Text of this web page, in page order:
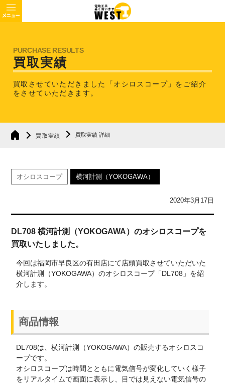
買取実績
買取させていただきました「オシロスコープ」を ご紹介
をさせていただきます。
買取実績 買取実績 詳細
オシロスコープ 横河計測（YOKOGAWA）
2020年3月17日
DL708 横河計測（YOKOGAWA）のオシロスコープを
買取いたしました。
今回は福岡市早良区の有田店にて店頭買取させていただいた
横河計測（YOKOGAWA）のオシロスコープ「DL708」を紹
介します。
商品情報
DL708は、横河計測（YOKOGAWA）の販売するオシロスコ
ープです。
オシロスコープは時間とともに電気信号が変化していく様子
をリアルタイムで画面に表示し、目では見えない電気信号の